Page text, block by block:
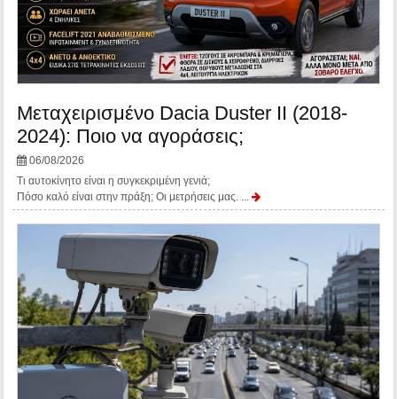
Μεταχειρισμένο Dacia Duster II (2018-
2024): Ποιο να αγοράσεις;
06/08/2026
Τι αυτοκίνητο είναι η συγκεκριμένη γενιά;
Πόσο καλό είναι στην πράξη; Οι μετρήσεις μας. ...